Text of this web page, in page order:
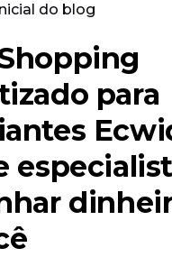
do blog
para